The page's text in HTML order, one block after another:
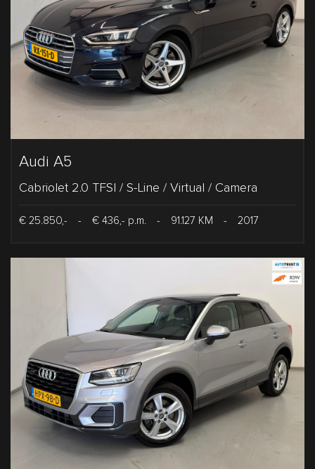
Audi A5
Cabriolet 2.0 TFSI / S-Line / Virtual / Camera
€ 25.850,- - € 436,- p.m. - 91.127 KM - 2017